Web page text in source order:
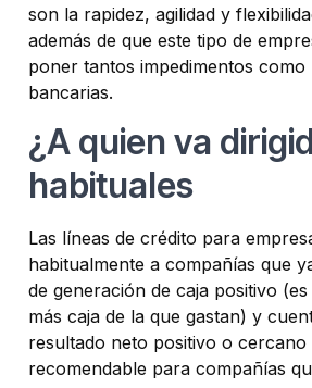
son la rapidez, agilidad y
además de que este tipo de
poner tantos impedimentos como
bancarias.
¿A quien va
habituales
Las líneas de crédito para
habitualmente a compañías que
de generación de caja positivo
más caja de la que gastan) y
resultado neto positivo o cercano
recomendable para compañías